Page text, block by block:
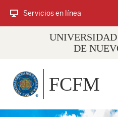
Servicios en línea
DE
FCFM